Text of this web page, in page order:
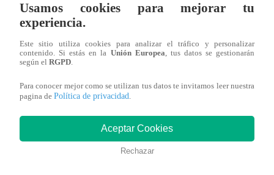
Franco superó a Jano, que no ocultó su
definitivamente y ocupar el título del
¿Dónde ver todos los
Usamos cookies para mejorar tu
experiencia.
Este sitio utiliza cookies para analizar el tráfico y personalizar
contenido. Si estás en la Unión Europea, tus datos se gestionarán
según el RGPD.
Para conocer mejor como se utilizan tus datos te invitamos leer nuestra
pagina de Política de privacidad.
Aceptar Cookies
Rechazar